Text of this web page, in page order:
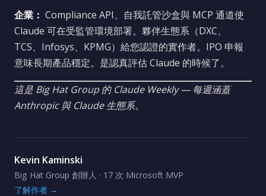
企業： Compliance API、自我託管沙盒與 MCP 通道使
Claude 可在受監管環境部署。夥伴生態系（DXC、
TCS、Infosys、KPMG）給您認證的實作者。IPO 申報
意味長期產品穩定。是認真評估 Claude 的時候了。
這是 Big Hat Group 的 Claude Weekly — 每週涵蓋
Anthropic 與 Claude 生態系。
Kevin Kaminski
Big Hat Group 創辦人 · 17 次 Microsoft MVP
了解作者 →